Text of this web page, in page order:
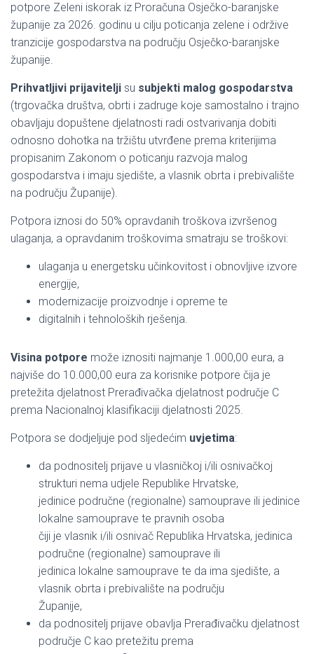
potpore Zeleni iskorak iz Proračuna Osječko-baranjske
županije za 2026. godinu u cilju poticanja zelene i održive
tranzicije gospodarstva na području Osječko-baranjske
županije.
Prihvatljivi prijavitelji su subjekti malog gospodarstva
(trgovačka društva, obrti i zadruge koje samostalno i trajno
obavljaju dopuštene djelatnosti radi ostvarivanja dobiti
odnosno dohotka na tržištu utvrđene prema kriterijima
propisanim Zakonom o poticanju razvoja malog
gospodarstva i imaju sjedište, a vlasnik obrta i prebivalište
na području Županije).
Potpora iznosi do 50% opravdanih troškova izvršenog
ulaganja, a opravdanim troškovima smatraju se troškovi:
ulaganja u energetsku učinkovitost i obnovljive izvore
energije,
modernizacije proizvodnje i opreme te
digitalnih i tehnoloških rješenja.
Visina potpore može iznositi najmanje 1.000,00 eura, a
najviše do 10.000,00 eura za korisnike potpore čija je
pretežita djelatnost Prerađivačka djelatnost područje C
prema Nacionalnoj klasifikaciji djelatnosti 2025.
Potpora se dodjeljuje pod sljedećim uvjetima:
da podnositelj prijave u vlasničkoj i/ili osnivačkoj
strukturi nema udjele Republike Hrvatske,
jedinice područne (regionalne) samouprave ili jedinice
lokalne samouprave te pravnih osoba
čiji je vlasnik i/ili osnivač Republika Hrvatska, jedinica
područne (regionalne) samouprave ili
jedinica lokalne samouprave te da ima sjedište, a
vlasnik obrta i prebivalište na području
Županije,
da podnositelj prijave obavlja Prerađivačku djelatnost
područje C kao pretežitu prema